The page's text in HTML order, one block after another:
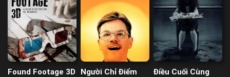
Found Footage 3D Người Chỉ Điểm Điều Cuối Cùng